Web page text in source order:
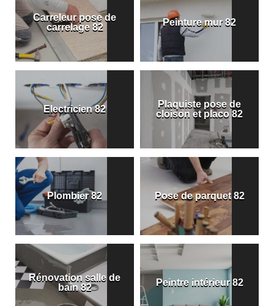
Carreleur pose de
carrelage 82
Peinture mur 82
Electricien 82
Plaquiste pose de
cloison et placo 82
Plombier 82 Pose de parquet 82
Rénovation salle de
bain 82
Peintre intérieur 82